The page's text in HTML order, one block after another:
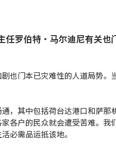
任罗伯特•马尔迪尼有关也
也门本已灾难性的人道局势。
，其中包括荷台达港口和萨那
各户的民众就会遭受苦难。我
必需品运抵该地。